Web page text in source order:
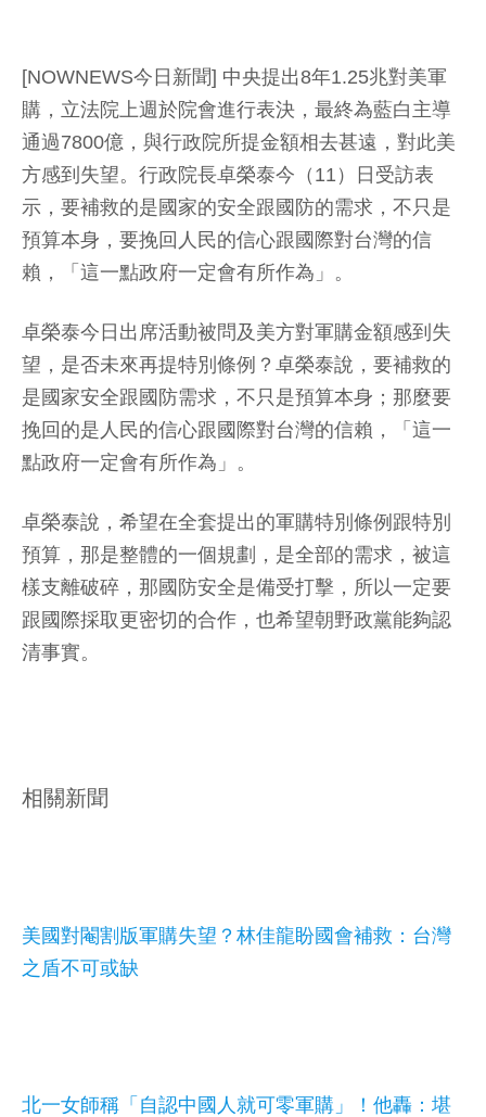
[NOWNEWS今日新聞] 中央提出8年1.25兆對美軍
購，立法院上週於院會進行表決，最終為藍白主導
通過7800億，與行政院所提金額相去甚遠，對此美
方感到失望。行政院長卓榮泰今（11）日受訪表
示，要補救的是國家的安全跟國防的需求，不只是
預算本身，要挽回人民的信心跟國際對台灣的信
賴，「這一點政府一定會有所作為」。
卓榮泰今日出席活動被問及美方對軍購金額感到失
望，是否未來再提特別條例？卓榮泰說，要補救的
是國家安全跟國防需求，不只是預算本身；那麼要
挽回的是人民的信心跟國際對台灣的信賴，「這一
點政府一定會有所作為」。
卓榮泰說，希望在全套提出的軍購特別條例跟特別
預算，那是整體的一個規劃，是全部的需求，被這
樣支離破碎，那國防安全是備受打擊，所以一定要
跟國際採取更密切的合作，也希望朝野政黨能夠認
清事實。
相關新聞
美國對閹割版軍購失望？林佳龍盼國會補救：台灣
之盾不可或缺
北一女師稱「自認中國人就可零軍購」！他轟：堪